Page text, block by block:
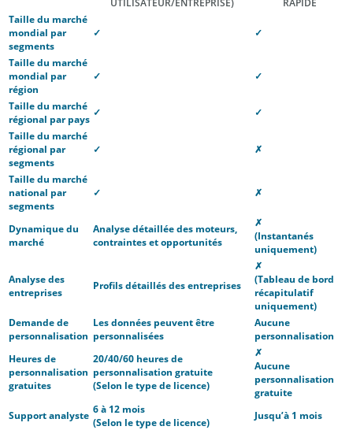
UTILISATEUR/ENTREPRISE)
RAPIDE
Taille du marché
mondial par
segments
✓ ✓
Taille du marché
mondial par
région
✓ ✓
Taille du marché
régional par pays
✓
✓
Taille du marché
régional par
segments
✓ ✗
Taille du marché
national par
segments
✓ ✗
Dynamique du
marché
Analyse détaillée des moteurs,
contraintes et opportunités
✗
(Instantanés
uniquement)
Analyse des
entreprises
Profils détaillés des entreprises
✗
(Tableau de bord
récapitulatif
uniquement)
Demande de
personnalisation
Les données peuvent être
personnalisées
Aucune
personnalisation
Heures de
personnalisation
gratuites
20/40/60 heures de
personnalisation gratuite
(Selon le type de licence)
✗
Aucune
personnalisation
gratuite
Support analyste 6 à 12 mois
(Selon le type de licence)
Jusqu’à 1 mois